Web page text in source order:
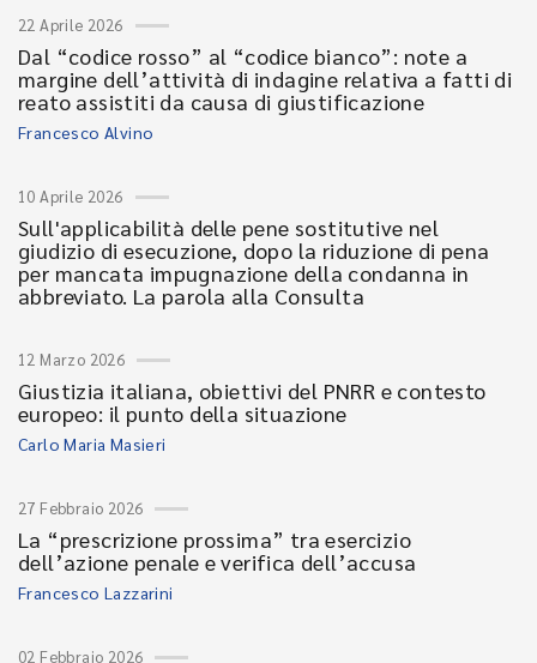
22 Aprile 2026
Dal “codice rosso” al “codice bianco”: note a
margine dell’attività di indagine relativa a fatti di
reato assistiti da causa di giustificazione
Francesco Alvino
10 Aprile 2026
Sull'applicabilità delle pene sostitutive nel
giudizio di esecuzione, dopo la riduzione di pena
per mancata impugnazione della condanna in
abbreviato. La parola alla Consulta
12 Marzo 2026
Giustizia italiana, obiettivi del PNRR e contesto
europeo: il punto della situazione
Carlo Maria Masieri
27 Febbraio 2026
La “prescrizione prossima” tra esercizio
dell’azione penale e verifica dell’accusa
Francesco Lazzarini
02 Febbraio 2026